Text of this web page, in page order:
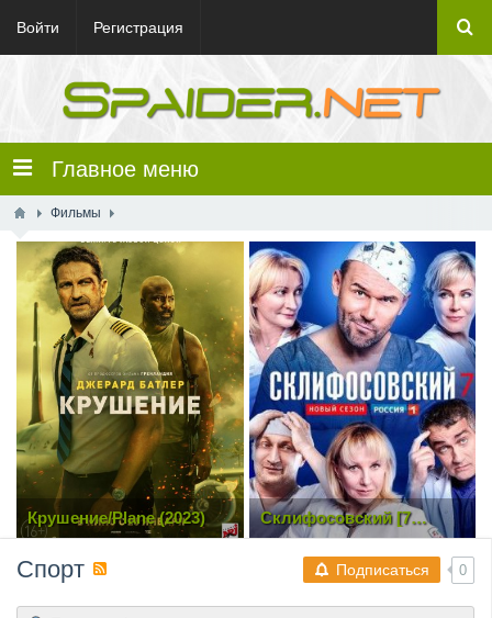
Войти Регистрация
Главное меню
Фильмы
Склифосовский [7
Сезон. 1-4 из 17] (2019)
Веном / Venom (2018)
BDRip 1080p | 60 fps |
Лицензия
Подписаться 0
Спорт